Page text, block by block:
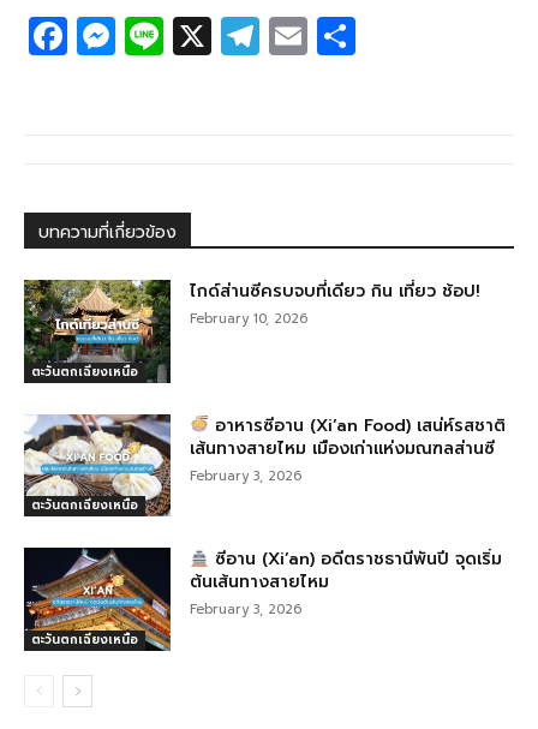
F
a
o
o
k
M
e
g
er
Li
n
X T
el
E
m
บทความที่เกี่ยวข้อง
ตะวันตกเฉียงเหนือ
ไกด์ส่านซีครบจบที่เดียว กิน เที่ยว ช้อป!
February 10, 2026
ตะวันตกเฉียงเหนือ
อาหารซีอาน (Xi’an Food) เสน่ห์รสชาติ
เส้นทางสายไหม เมืองเก่าแห่งมณฑลส่านซี
February 3, 2026
ตะวันตกเฉียงเหนือ
ซีอาน (Xi’an) อดีตราชธานีพันปี จุดเริ่ม
ต้นเส้นทางสายไหม
February 3, 2026